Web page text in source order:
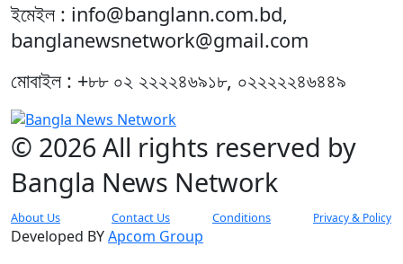
ইমেইল : info@banglann.com.bd,
banglanewsnetwork@gmail.com
মোবাইল : +৮৮ ০২ ২২২২৪৬৯১৮, ০২২২২২৪৬৪৪৯
© 2026 All rights reserved by
Bangla News Network
About Us Contact Us Conditions Privacy & Policy
Developed BYApcom Group